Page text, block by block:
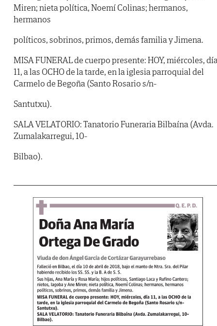
Miren; nieta política, Noemí Colinas; hermanos,
hermanos
políticos, sobrinos, primos, demás familia y Jimena.
MISA FUNERAL de cuerpo presente: HOY, miércoles,
11, a las OCHO de la tarde, en la iglesia parroquial del
Carmelo de Begoña (Santo Rosario s/n-
Santutxu).
SALA VELATORIO: Tanatorio Funeraria Bilbaína (Avda.
Zumalakarregui, 10-
Bilbao).